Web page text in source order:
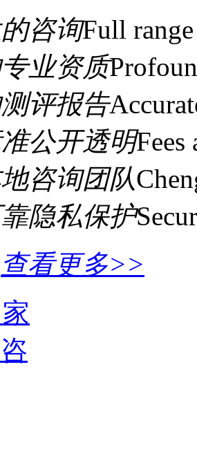
咨询Full
业资质
评报告
公开透明Fees
咨询团队
隐私保护
查看更多>>